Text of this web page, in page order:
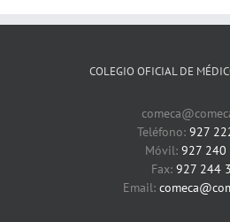
COLEGIO OFICIAL DE
Teléfono: 927
Móvil: 927 240
Fax: 927 244
Email: